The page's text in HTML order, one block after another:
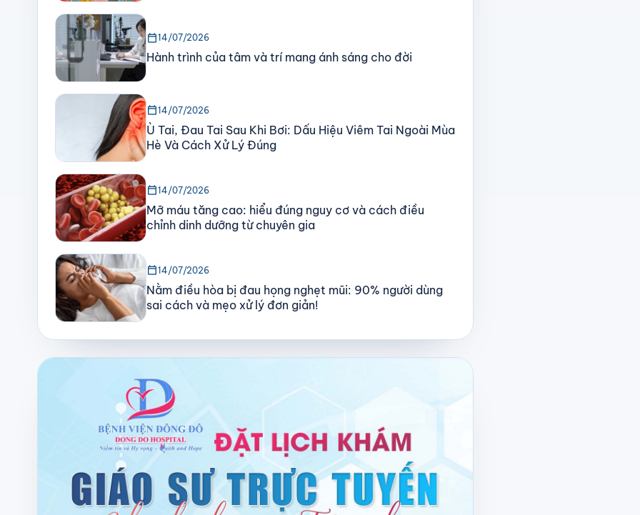
calendar_today14/07/2026
Hành trình của tâm và trí mang ánh sáng cho đời
calendar_today14/07/2026
Ù Tai, Đau Tai Sau Khi Bơi: Dấu Hiệu Viêm Tai Ngoài Mùa
Hè Và Cách Xử Lý Đúng
calendar_today14/07/2026
Mỡ máu tăng cao: hiểu đúng nguy cơ và cách điều
chỉnh dinh dưỡng từ chuyên gia
calendar_today14/07/2026
Nằm điều hòa bị đau họng nghẹt mũi: 90% người dùng
sai cách và mẹo xử lý đơn giản!